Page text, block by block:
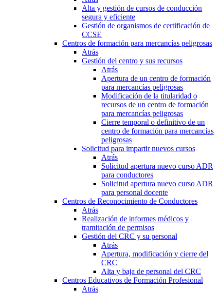
Alta y gestión de cursos de conducción
segura y eficiente
Gestión de organismos de certificación de
CCSE
Centros de formación para mercancías peligrosas
Atrás
Gestión del centro y sus recursos
Atrás
Apertura de un centro de formación
para mercancías peligrosas
Modificación de la titularidad o
recursos de un centro de formación
para mercancías peligrosas
Cierre temporal o definitivo de un
centro de formación para mercancías
peligrosas
Solicitud para impartir nuevos cursos
Atrás
Solicitud apertura nuevo curso ADR
para conductores
Solicitud apertura nuevo curso ADR
para personal docente
Centros de Reconocimiento de Conductores
Atrás
Realización de informes médicos y
tramitación de permisos
Gestión del CRC y su personal
Atrás
Apertura, modificación y cierre del
CRC
Alta y baja de personal del CRC
Centros Educativos de Formación Profesional
Atrás